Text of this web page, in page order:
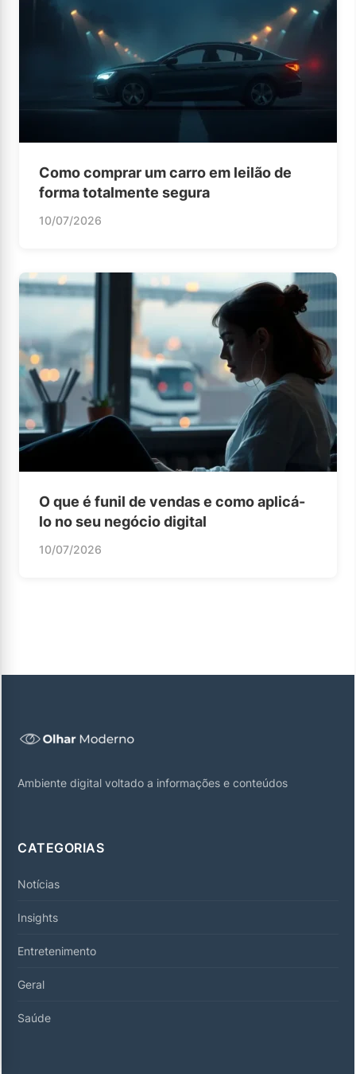
Como comprar um carro em leilão de
forma totalmente segura
10/07/2026
O que é funil de vendas e como aplicá-
lo no seu negócio digital
10/07/2026
Ambiente digital voltado a informações e conteúdos
CATEGORIAS
Notícias
Insights
Entretenimento
Geral
Saúde